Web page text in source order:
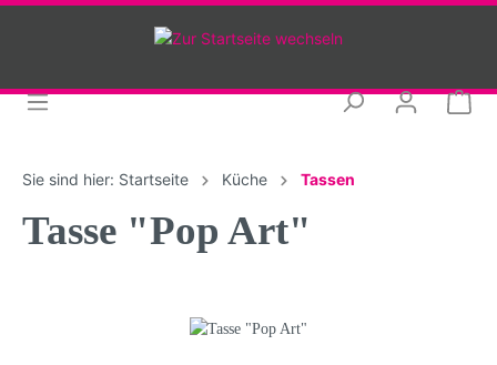
Sie sind hier: Startseite Küche Tassen
Tasse "Pop Art"